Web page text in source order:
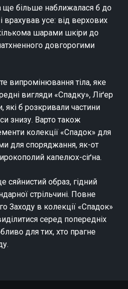
ще більше наближалася б до
і врахував усе: від верхових
шарами шкіри до
довгорогими
випромінювання тіла, яке
вигляди «Спадку», Ліґер
які б розкривали частини
знизу. Варто також
колекції «Спадок» для
для споряджання, як-от
капелюх-сіґна.
сяйнистий образ, гідний
стрільчині. Повне
Заходу в колекції «Спадок»
серед попередніх
для тих, хто прагне